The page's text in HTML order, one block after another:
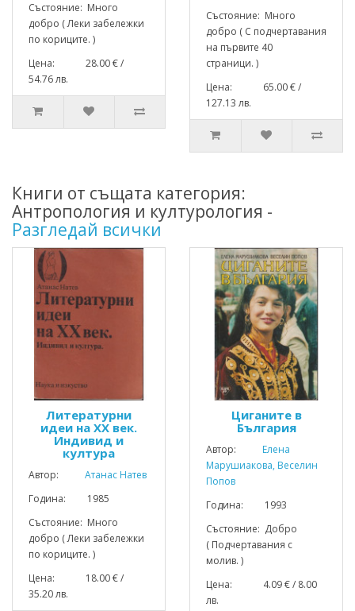
Състояние: Много
добро ( Леки забележки
по кориците. )
Цена: 28.00 € /
54.76 лв.
Състояние: Много
добро ( С подчертавания
на първите 40
страници. )
Цена: 65.00 € /
127.13 лв.
Книги от същата категория:
Антропология и културология -
Разгледай всички
Литературни
идеи на XX век.
Индивид и
култура
Автор:
Атанас Натев
Година: 1985
Състояние: Много
добро ( Леки забележки
по кориците. )
Цена: 18.00 € /
35.20 лв.
Циганите в
България
Автор:
Елена
Марушиакова, Веселин
Попов
Година: 1993
Състояние: Добро
( Подчертавания с
молив. )
Цена: 4.09 € / 8.00
лв.